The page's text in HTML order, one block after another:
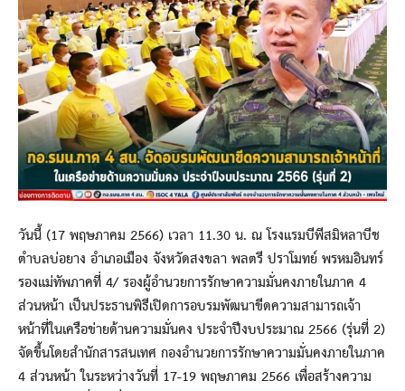
วันนี้ (17 พฤษภาคม 2566) เวลา 11.30 น. ณ โรงแรมบีพีสมิหลาบีช
ตำบลบ่อยาง อำเภอเมือง จังหวัดสงขลา พลตรี ปราโมทย์ พรหมอินทร์
รองแม่ทัพภาคที่ 4/ รองผู้อำนวยการรักษาความมั่นคงภายในภาค 4
ส่วนหน้า เป็นประธานพิธีเปิดการอบรมพัฒนาขีดความสามารถเจ้า
หน้าที่ในเครือข่ายด้านความมั่นคง ประจำปีงบประมาณ 2566 (รุ่นที่ 2)
จัดขึ้นโดยสำนักสารสนเทศ กองอำนวยการรักษาความมั่นคงภายในภาค
4 ส่วนหน้า ในระหว่างวันที่ 17-19 พฤษภาคม 2566 เพื่อสร้างความ